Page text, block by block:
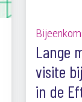
Lange
visite
in de